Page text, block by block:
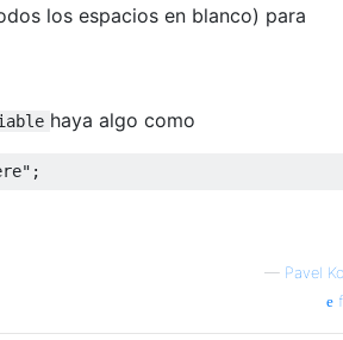
los espacios en blanco) para
haya algo como
;
— Pavel